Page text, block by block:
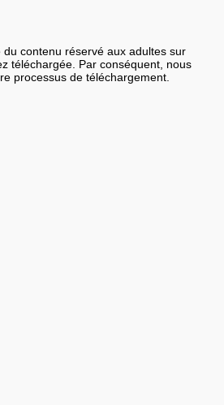
du contenu réservé aux adultes sur
téléchargée. Par conséquent, nous
processus de téléchargement.